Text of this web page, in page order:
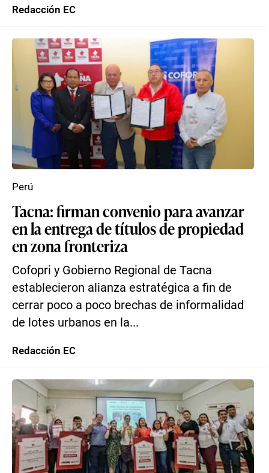
Redacción EC
Tacna: firman convenio para avanzar
en la entrega de títulos de propiedad
en zona fronteriza
Cofopri y Gobierno Regional de Tacna
establecieron alianza estratégica a fin de
cerrar poco a poco brechas de informalidad
de lotes urbanos en la...
Perú
Redacción EC